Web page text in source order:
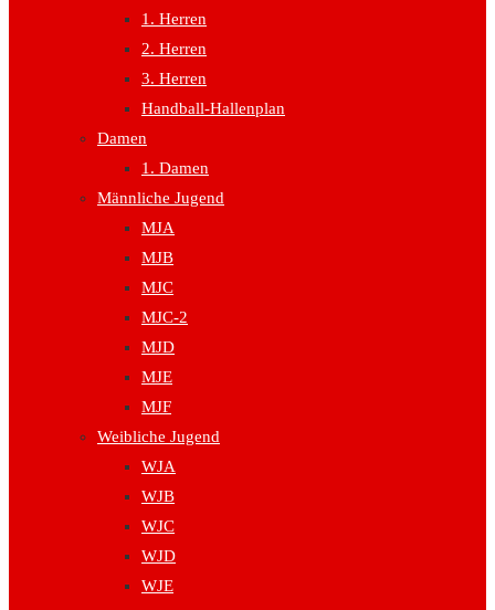
1. Herren
2. Herren
3. Herren
Handball-Hallenplan
Damen
1. Damen
Männliche Jugend
MJA
MJB
MJC
MJC-2
MJD
MJE
MJF
Weibliche Jugend
WJA
WJB
WJC
WJD
WJE